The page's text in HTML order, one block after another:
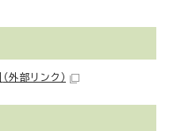
（外部リンク）